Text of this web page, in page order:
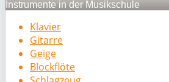
Instrumente in der Musikschule
Klavier
Gitarre
Geige
Blockflöte